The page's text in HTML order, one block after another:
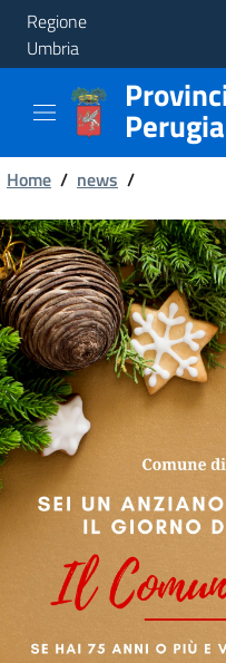
Regione
Umbria
Provincia
Aree
Tematiche
Servizi
Perugia
Briciole
di
pane
Home / news /